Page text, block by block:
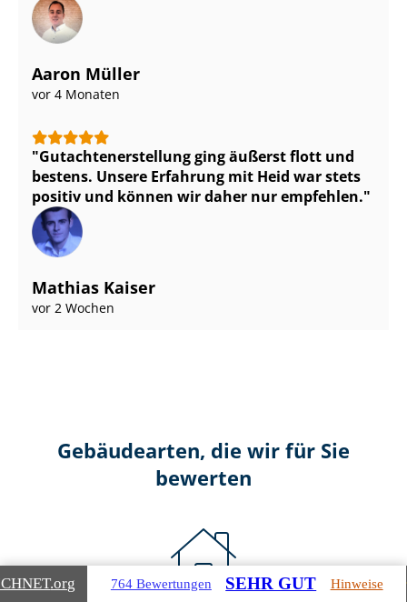
Aaron Müller
vor 4 Monaten
Gut­ach­ten­er­stel­lung ging äußerst flott und
bestens. Unsere Erfahrung mit Heid war stets
positiv und können wir daher nur empfehlen.
Mathias Kaiser
vor 2 Wochen
Gebäudearten, die wir für Sie
bewerten
.org 764 Bewertungen SEHR GUT Hinweise